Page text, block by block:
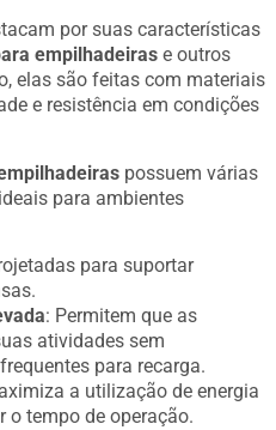
por suas características
empilhadeiras e outros
elas são feitas com materiais
e resistência em condições
possuem várias
para ambientes
para suportar
: Permitem que as
atividades sem
para recarga.
a utilização de energia
o tempo de operação.